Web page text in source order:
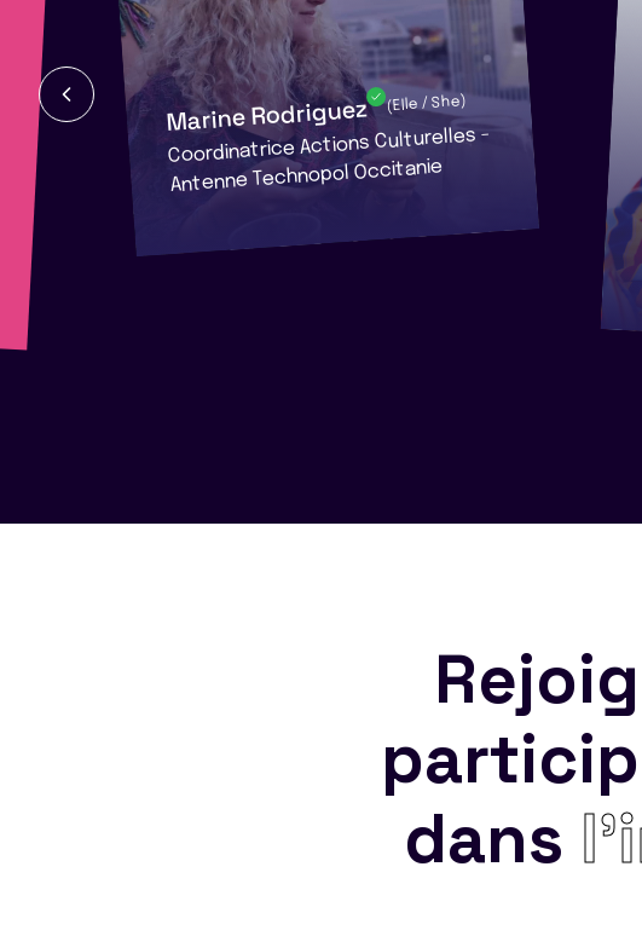
Marine Rodriguez (Elle / She)
Coordinatrice Actions Culturelles -
Antenne Technopol Occitanie
dans